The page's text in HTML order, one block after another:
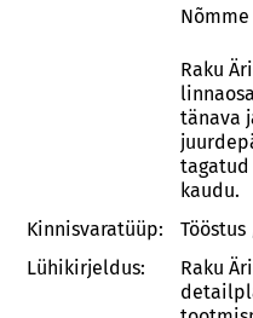
Raku
tänava
tagatud
kaudu.
Kinnisvaratüüp:
Lühikirjeldus:
Raku